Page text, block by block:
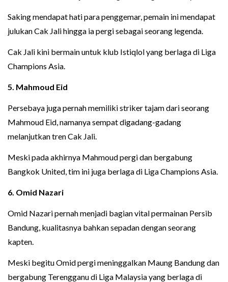
Saking mendapat hati para penggemar, pemain ini mendapat
julukan Cak Jali hingga ia pergi sebagai seorang legenda.
Cak Jali kini bermain untuk klub Istiqlol yang berlaga di Liga
Champions Asia.
5. Mahmoud Eid
Persebaya juga pernah memiliki striker tajam dari seorang
Mahmoud Eid, namanya sempat digadang-gadang
melanjutkan tren Cak Jali.
Meski pada akhirnya Mahmoud pergi dan bergabung
Bangkok United, tim ini juga berlaga di Liga Champions Asia.
6. Omid Nazari
Omid Nazari pernah menjadi bagian vital permainan Persib
Bandung, kualitasnya bahkan sepadan dengan seorang
kapten.
Meski begitu Omid pergi meninggalkan Maung Bandung dan
bergabung Terengganu di Liga Malaysia yang berlaga di